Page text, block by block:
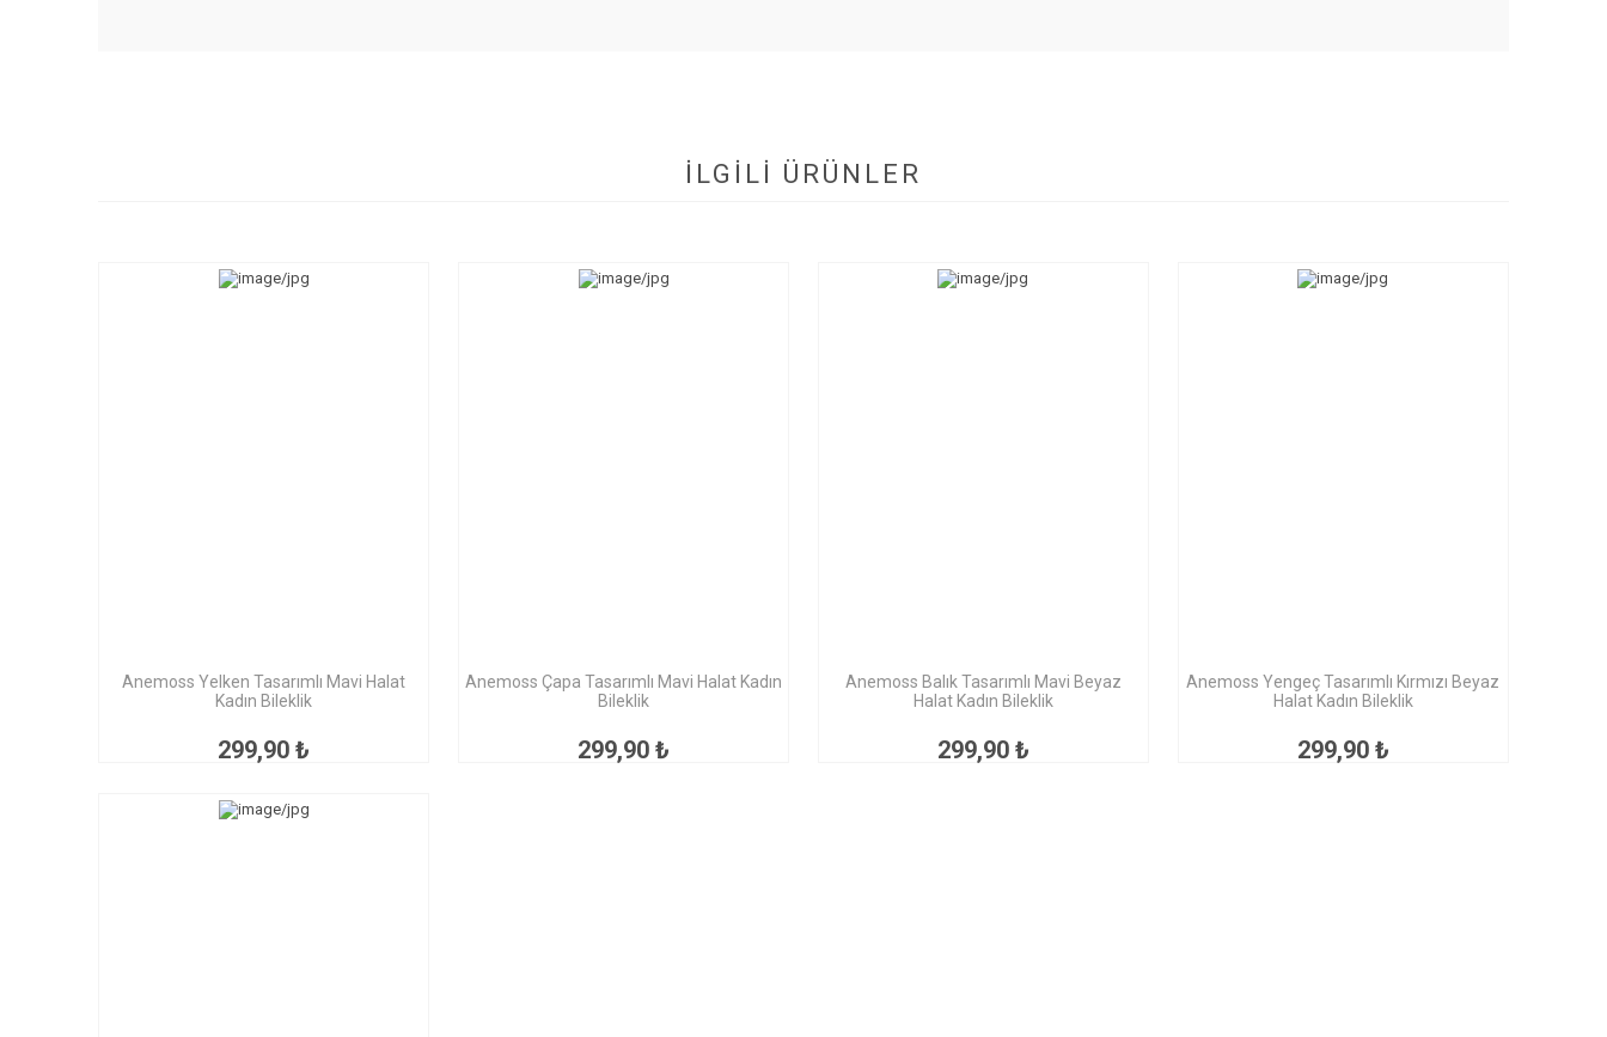
İLGİLİ ÜRÜNLER
Anemoss Yelken Tasarımlı Mavi Halat
Kadın Bileklik
299,90 ₺
Anemoss Çapa Tasarımlı Mavi Halat Kadın
Bileklik
299,90 ₺
Anemoss Balık Tasarımlı Mavi Beyaz
Halat Kadın Bileklik
299,90 ₺
Anemoss Yengeç Tasarımlı Kırmızı Beyaz
Halat Kadın Bileklik
299,90 ₺